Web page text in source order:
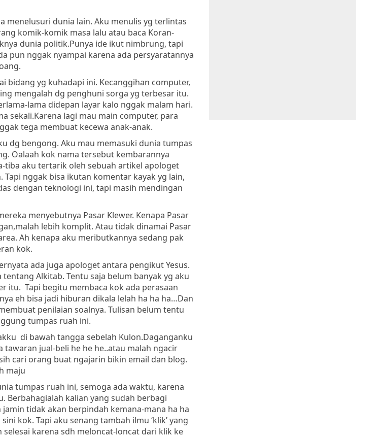
dunia lain. Aku menulis yg terlintas
komik-komik masa lalu atau baca Koran-
dunia politik.Punya ide ikut nimbrung, tapi
pun nggak nyampai karena ada persyaratannya
yg kuhadapi ini. Kecanggihan computer,
mengalah dg penghuni sorga yg terbesar itu.
lama didepan layar kalo nggak malam hari.
sekali.Karena lagi mau main computer, para
tega membuat kecewa anak-anak.
dg bengong. Aku mau memasuki dunia tumpas
Oalaah kok nama tersebut kembarannya
tiba aku tertarik oleh sebuah artikel apologet
nggak bisa ikutan komentar kayak yg lain,
dengan teknologi ini, tapi masih mendingan
menyebutnya Pasar Klewer. Kenapa Pasar
lebih komplit. Atau tidak dinamai Pasar
Ah kenapa aku meributkannya sedang pak
kok.
ada juga apologet antara pengikut Yesus.
Alkitab. Tentu saja belum banyak yg aku
itu. Tapi begitu membaca kok ada perasaan
eh bisa jadi hiburan dikala lelah ha ha ha…Dan
penilaian soalnya. Tulisan belum tentu
tumpas ruah ini.
di bawah tangga sebelah Kulon.Daganganku
jual-beli he he he..atau malah ngacir
cari orang buat ngajarin bikin email dan blog.
maju
tumpas ruah ini, semoga ada waktu, karena
Berbahagialah kalian yang sudah berbagi
tidak akan berpindah kemana-mana ha ha
kok. Tapi aku senang tambah ilmu ‘klik’ yang
karena sdh meloncat-loncat dari klik ke